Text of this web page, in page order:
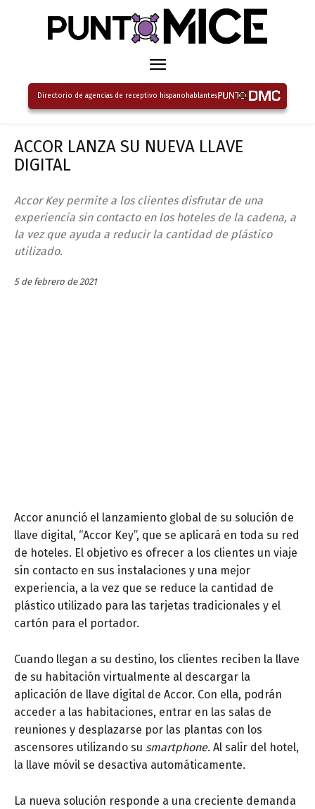
Directorio de agencias de receptivo hispanohablantes
ACCOR LANZA SU NUEVA LLAVE
DIGITAL
Accor Key permite a los clientes disfrutar de una
experiencia sin contacto en los hoteles de la cadena, a
la vez que ayuda a reducir la cantidad de plástico
utilizado.
5 de febrero de 2021
Accor anunció el lanzamiento global de su solución de
llave digital, “Accor Key”, que se aplicará en toda su red
de hoteles. El objetivo es ofrecer a los clientes un viaje
sin contacto en sus instalaciones y una mejor
experiencia, a la vez que se reduce la cantidad de
plástico utilizado para las tarjetas tradicionales y el
cartón para el portador.
Cuando llegan a su destino, los clientes reciben la llave
de su habitación virtualmente al descargar la
aplicación de llave digital de Accor. Con ella, podrán
acceder a las habitaciones, entrar en las salas de
reuniones y desplazarse por las plantas con los
ascensores utilizando su smartphone. Al salir del hotel,
la llave móvil se desactiva automáticamente.
La nueva solución responde a una creciente demanda